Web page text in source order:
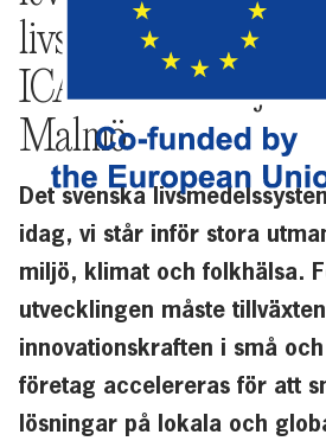
livsmedelsystemet
ICA-handlare bjöd
Malmö
Det svenska
idag, vi står inför stora
miljö, klimat och folkhälsa.
utvecklingen måste
innovationskraften i små
företag accelereras för att
lösningar på lokala och